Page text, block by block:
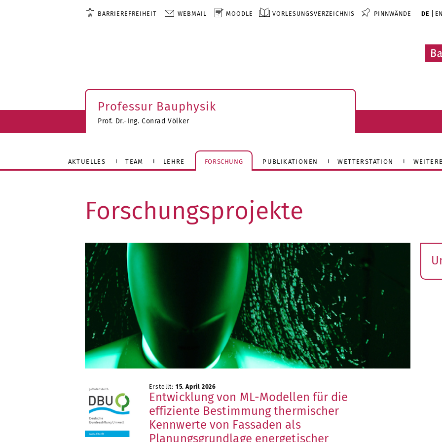
BARRIEREFREIHEIT WEBMAIL MOODLE VORLESUNGSVERZEICHNIS PINNWÄNDE DE EN
Professur Bauphysik
Prof. Dr.-Ing. Conrad Völker
AKTUELLES TEAM LEHRE FORSCHUNG PUBLIKATIONEN WETTERSTATION
Forschungsprojekte
Erstellt: 15. April 2026
Entwicklung von ML-Modellen für die
effiziente Bestimmung thermischer
Kennwerte von Fassaden als
Planungsgrundlage energetischer